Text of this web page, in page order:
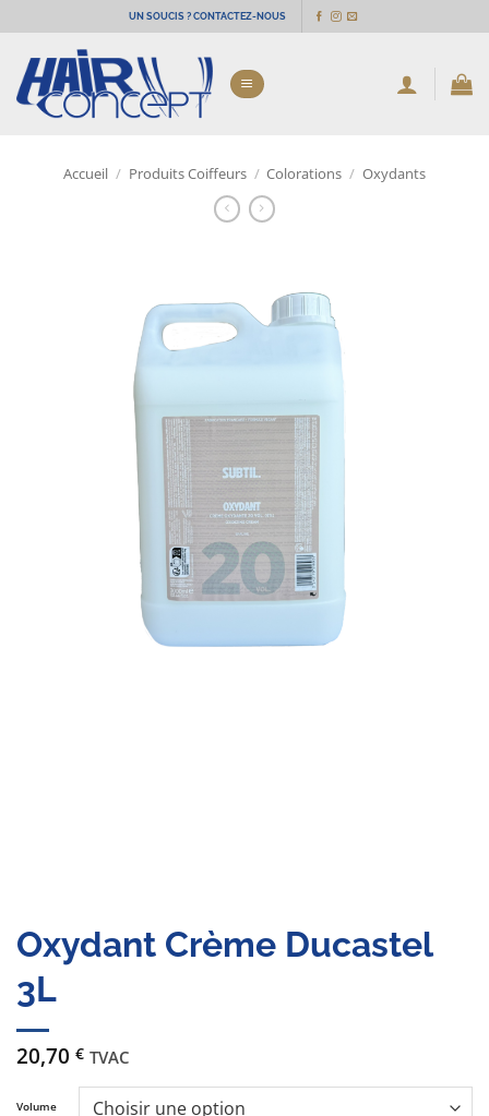
au
contenu
UN SOUCIS ? CONTACTEZ-NOUS
Accueil / Produits Coiffeurs / Colorations / Oxydants
Oxydant Crème Ducastel
3L
20,70 € TVAC
Volume